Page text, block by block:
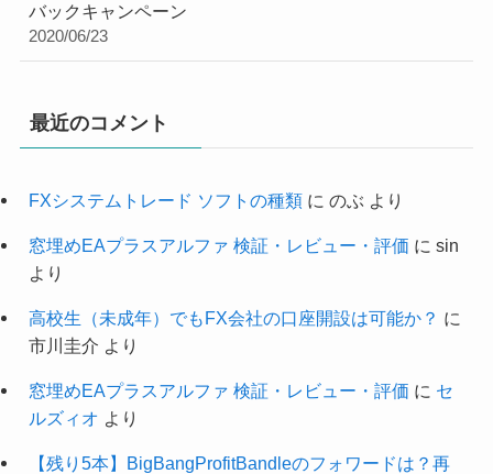
バックキャンペーン
2020/06/23
最近のコメント
FXシステムトレード ソフトの種類に のぶ より
窓埋めEAプラスアルファ 検証・レビュー・評価 に sin
より
高校生（未成年）でもFX会社の口座開設は可能か？ に
市川圭介 より
窓埋めEAプラスアルファ 検証・レビュー・評価 に セ
ルズィオ より
【残り5本】BigBangProfitBandleのフォワードは？再